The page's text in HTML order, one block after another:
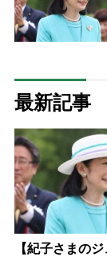
最新記事
【紀子さまの